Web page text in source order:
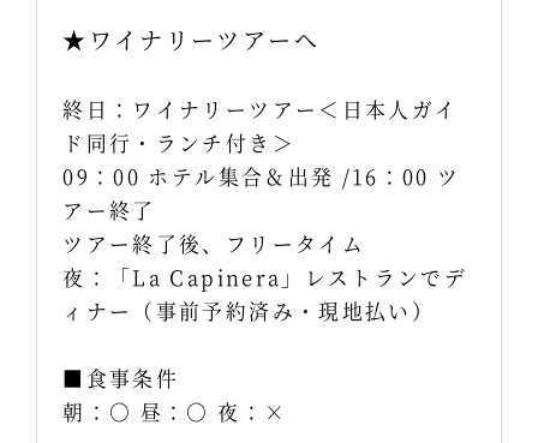
★ワイナリーツアーへ
終日：ワイナリーツアー＜日本人ガイ
ド同行・ランチ付き＞
09：00 ホテル集合＆出発 /16：00 ツ
アー終了
ツアー終了後、フリータイム
夜：「La Capinera」レストランでデ
ィナー（事前予約済み・現地払い）
■食事条件
朝：○ 昼：○ 夜：×